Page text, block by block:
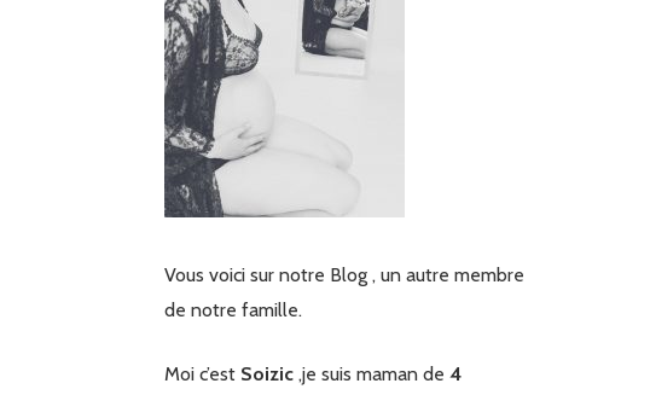
Vous voici sur notre Blog , un autre membre
de notre famille.
Moi c’est Soizic ,je suis maman de 4